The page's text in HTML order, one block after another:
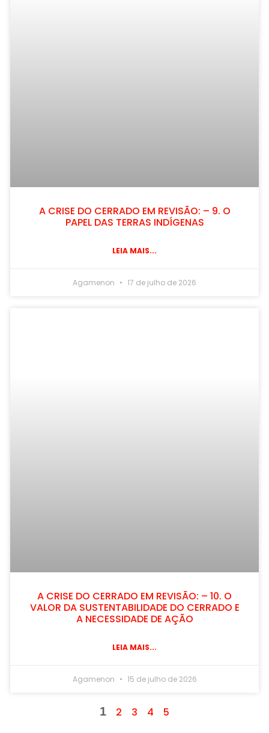
A CRISE DO CERRADO EM REVISÃO: – 9. O
PAPEL DAS TERRAS INDÍGENAS
LEIA MAIS...
Agamenon 17 de julho de 2026
A CRISE DO CERRADO EM REVISÃO: – 10. O
VALOR DA SUSTENTABILIDADE DO CERRADO E
A NECESSIDADE DE AÇÃO
LEIA MAIS...
Agamenon 15 de julho de 2026
1 2 3 4 5